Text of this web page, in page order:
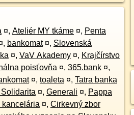
¤, Ateliér MY tkáme ¤, Penta
, bankomat ¤, Slovenská
¤, VaV Akademy ¤, Krajčírstvo
poisťovňa ¤, 365.bank ¤,
¤, toaleta ¤, Tatra banka
¤, Generali ¤, Pappa
¤, Cirkevný zbor